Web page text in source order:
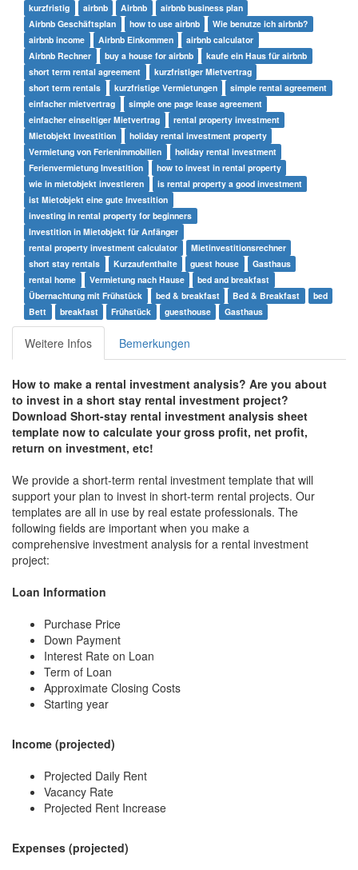
kurzfristig airbnb Airbnb
airbnb business plan
Airbnb Geschäftsplan
how to use airbnb
Wie benutze ich airbnb?
airbnb income
Airbnb Einkommen
airbnb calculator
Airbnb Rechner
buy a house for airbnb
kaufe ein Haus für airbnb
short term rental agreement
kurzfristiger Mietvertrag
short term rentals
kurzfristige Vermietungen
simple rental agreement
einfacher mietvertrag
simple one page lease agreement
einfacher einseitiger Mietvertrag
rental property investment
Mietobjekt Investition
holiday rental investment property
Vermietung von Ferienimmobilien
holiday rental investment
Ferienvermietung Investition
how to invest in rental property
wie in mietobjekt investieren
is rental property a good investment
ist Mietobjekt eine gute Investition
investing in rental property for beginners
Investition in Mietobjekt für Anfänger
rental property investment calculator
Mietinvestitionsrechner
short stay rentals
Kurzaufenthalte guest house
Gasthaus
rental home
Vermietung nach Hause
bed and breakfast
Übernachtung mit Frühstück
bed & breakfast Bed & Breakfast
bed
Bett
breakfast Frühstück guesthouse Gasthaus
Weitere Infos Bemerkungen
How to make a rental investment analysis? Are you about
to invest in a short stay rental investment project?
Download Short-stay rental investment analysis sheet
template now to calculate your gross profit, net profit,
return on investment, etc!
We provide a short-term rental investment template that will
support your plan to invest in short-term rental projects. Our
templates are all in use by real estate professionals. The
following fields are important when you make a
comprehensive investment analysis for a rental investment
project:
Loan Information
Purchase Price
Down Payment
Interest Rate on Loan
Term of Loan
Approximate Closing Costs
Starting year
Income (projected)
Projected Daily Rent
Vacancy Rate
Projected Rent Increase
Expenses (projected)